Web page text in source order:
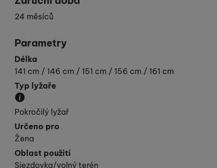
24 měsíců
Parametry
Délka
141 cm / 146 cm / 151 cm / 156 cm / 161 cm
Typ lyžaře
Udává vaší „výkonnost“.
Pokročilý lyžař
Určeno pro
Žena
Oblast použití
Sjezdovka/volný terén